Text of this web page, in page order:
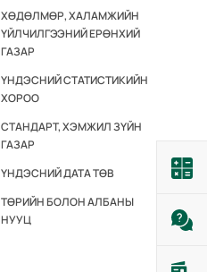
ХӨДӨЛМӨР, ХАЛАМЖИЙН
ҮЙЛЧИЛГЭЭНИЙ ЕРӨНХИЙ
ГАЗАР
ҮНДЭСНИЙ СТАТИСТИКИЙН
ХОРОО
СТАНДАРТ, ХЭМЖИЛ ЗҮЙН
ГАЗАР
ҮНДЭСНИЙ ДАТА ТӨВ
ТӨРИЙН БОЛОН АЛБАНЫ
НУУЦ